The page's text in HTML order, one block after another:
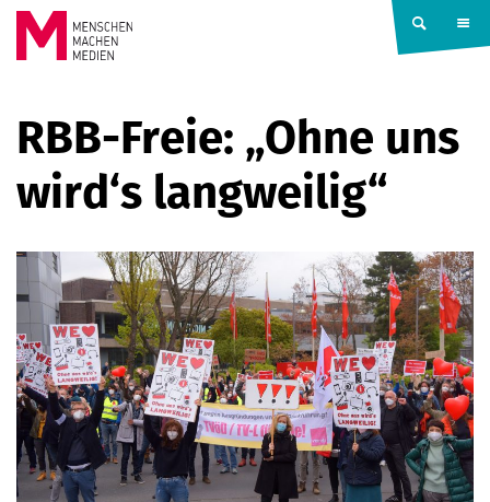
Springe zum Inhalt
MACHEN
MEDIEN
RBB-Freie: „Ohne uns
wird‘s langweilig“